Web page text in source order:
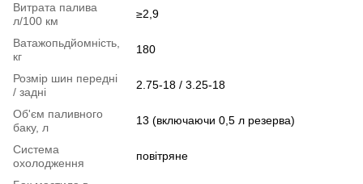
Витрата палива
л/100 км
≥2,9
Ватажопьдйомність,
кг
180
Розмір шин передні
/ задні
2.75-18 / 3.25-18
Об'єм паливного
баку, л
13 (включаючи 0,5 л резерва)
Система
охолодження
повітряне